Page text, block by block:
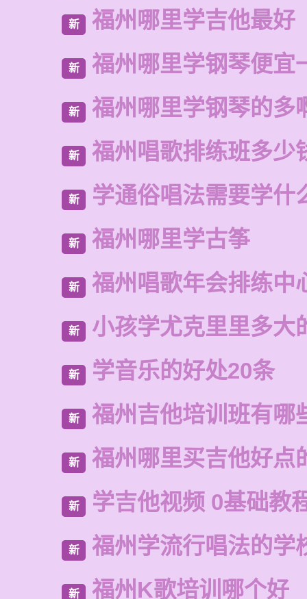
新 福州哪里学吉他最好
新 福州哪里学钢琴便宜
新 福州哪里学钢琴的多
新 福州唱歌排练班多少
新 学通俗唱法需要学什
新 福州哪里学古筝
新 福州唱歌年会排练中
新 小孩学尤克里里多大
新 学音乐的好处20条
新 福州吉他培训班有哪
新 福州哪里买吉他好点
新 学吉他视频 0基础教
新 福州学流行唱法的学
新 福州K歌培训哪个好